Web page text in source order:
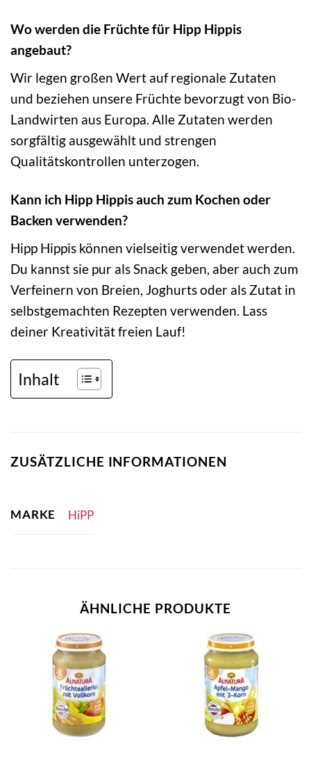
Wo werden die Früchte für Hipp Hippis
angebaut?
Wir legen großen Wert auf regionale Zutaten
und beziehen unsere Früchte bevorzugt von Bio-
Landwirten aus Europa. Alle Zutaten werden
sorgfältig ausgewählt und strengen
Qualitätskontrollen unterzogen.
Kann ich Hipp Hippis auch zum Kochen oder
Backen verwenden?
Hipp Hippis können vielseitig verwendet werden.
Du kannst sie pur als Snack geben, aber auch zum
Verfeinern von Breien, Joghurts oder als Zutat in
selbstgemachten Rezepten verwenden. Lass
deiner Kreativität freien Lauf!
Inhalt
ZUSÄTZLICHE INFORMATIONEN
MARKE HiPP
ÄHNLICHE PRODUKTE